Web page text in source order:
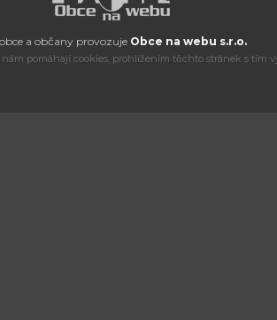
a občany provozuje Obce na webu s.r.o.
pomáhají cookies, prohlížením těchto stránek s tím